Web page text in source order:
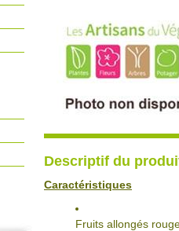
Descriptif du
Caractéristiques
Fruits allongés